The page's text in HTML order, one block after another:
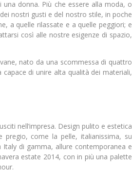
donna. Più che essere alla moda, o
nostri gusti e del nostro stile, in poche
a quelle rilassate e a quelle peggiori; e
così alle nostre esigenze di spazio,
nato da una scommessa di quattro
di unire alta qualità dei materiali,
nell’impresa. Design pulito e estetica
come la pelle, italianissima, su
di gamma, allure contemporanea e
estate 2014, con in più una palette